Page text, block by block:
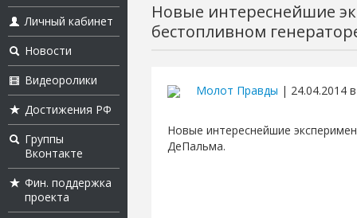
Личный кабинет
Новости
Видеоролики
Достижения РФ
Группы
Вконтакте
Фин. поддержка
проекта
Новые интереснейшие
бестопливном
Молот Правды | 24.04.2014
Новые интереснейшие
ДеПальма.